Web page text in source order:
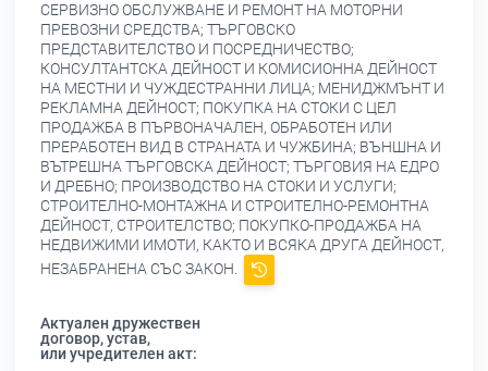
СЕРВИЗНО ОБСЛУЖВАНЕ И РЕМОНТ НА МОТОРНИ
ПРЕВОЗНИ СРЕДСТВА; ТЪРГОВСКО
ПРЕДСТАВИТЕЛСТВО И ПОСРЕДНИЧЕСТВО;
КОНСУЛТАНТСКА ДЕЙНОСТ И КОМИСИОННА ДЕЙНОСТ
НА МЕСТНИ И ЧУЖДЕСТРАННИ ЛИЦА; МЕНИДЖМЪНТ И
РЕКЛАМНА ДЕЙНОСТ; ПОКУПКА НА СТОКИ С ЦЕЛ
ПРОДАЖБА В ПЪРВОНАЧАЛЕН, ОБРАБОТЕН ИЛИ
ПРЕРАБОТЕН ВИД В СТРАНАТА И ЧУЖБИНА; ВЪНШНА И
ВЪТРЕШНА ТЪРГОВСКА ДЕЙНОСТ; ТЪРГОВИЯ НА ЕДРО
И ДРЕБНО; ПРОИЗВОДСТВО НА СТОКИ И УСЛУГИ;
СТРОИТЕЛНО-МОНТАЖНА И СТРОИТЕЛНО-РЕМОНТНА
ДЕЙНОСТ, СТРОИТЕЛСТВО; ПОКУПКО-ПРОДАЖБА НА
НЕДВИЖИМИ ИМОТИ, КАКТО И ВСЯКА ДРУГА ДЕЙНОСТ,
НЕЗАБРАНЕНА СЪС ЗАКОН.
Актуален дружествен
договор, устав,
или учредителен акт: